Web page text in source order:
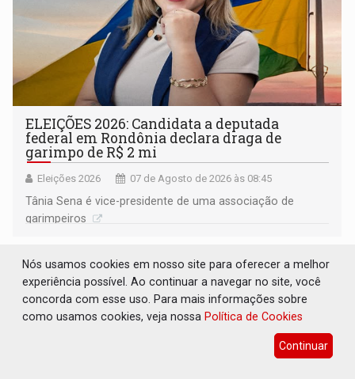
ELEIÇÕES 2026: Candidata a deputada
federal em Rondônia declara draga de
garimpo de R$ 2 mi
Eleições 2026 07 de Agosto de 2026 às 08:45
Tânia Sena é vice-presidente de uma associação de
garimpeiros
Nós usamos cookies em nosso site para oferecer a melhor
experiência possível. Ao continuar a navegar no site, você
concorda com esse uso. Para mais informações sobre
como usamos cookies, veja nossa Política de Cookies
Continuar